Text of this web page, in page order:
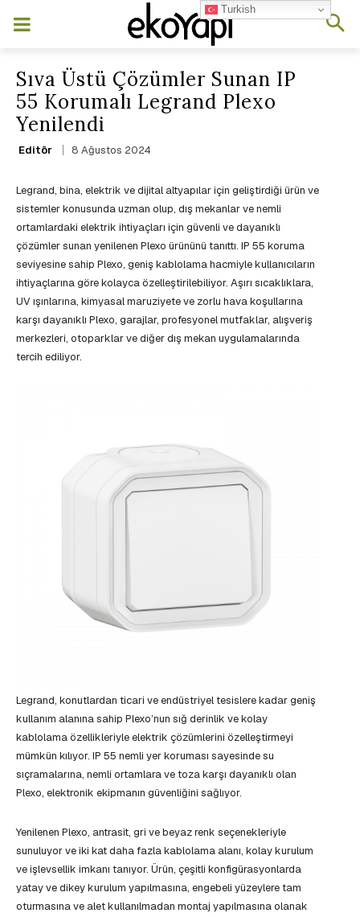
Sıva Üstü Çözümler Sunan IP
55 Korumalı Legrand Plexo
Yenilendi
Editör 8 Ağustos 2024
Legrand, bina, elektrik ve dijital altyapılar için geliştirdiği ürün ve
sistemler konusunda uzman olup, dış mekanlar ve nemli
ortamlardaki elektrik ihtiyaçları için güvenli ve dayanıklı
çözümler sunan yenilenen Plexo ürününü tanıttı. IP 55 koruma
seviyesine sahip Plexo, geniş kablolama hacmiyle kullanıcıların
ihtiyaçlarına göre kolayca özelleştirilebiliyor. Aşırı sıcaklıklara,
UV ışınlarına, kimyasal maruziyete ve zorlu hava koşullarına
karşı dayanıklı Plexo, garajlar, profesyonel mutfaklar, alışveriş
merkezleri, otoparklar ve diğer dış mekan uygulamalarında
tercih ediliyor.
Legrand, konutlardan ticari ve endüstriyel tesislere kadar geniş
kullanım alanına sahip Plexo’nun sığ derinlik ve kolay
kablolama özellikleriyle elektrik çözümlerini özelleştirmeyi
mümkün kılıyor. IP 55 nemli yer koruması sayesinde su
sıçramalarına, nemli ortamlara ve toza karşı dayanıklı olan
Plexo, elektronik ekipmanın güvenliğini sağlıyor.
Yenilenen Plexo, antrasit, gri ve beyaz renk seçenekleriyle
sunuluyor ve iki kat daha fazla kablolama alanı, kolay kurulum
ve işlevsellik imkanı tanıyor. Ürün, çeşitli konfigürasyonlarda
yatay ve dikey kurulum yapılmasına, engebeli yüzeylere tam
oturmasına ve alet kullanılmadan montaj yapılmasına olanak
Turkish